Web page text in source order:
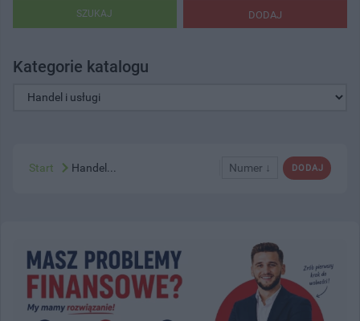
DODAJ
SZUKAJ
Kategorie katalogu
DODAJ
Numer ↓
Start Handel...